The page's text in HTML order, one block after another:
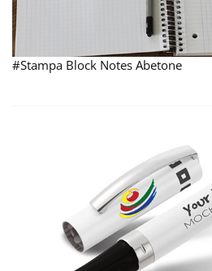
#Stampa Block Notes Abetone